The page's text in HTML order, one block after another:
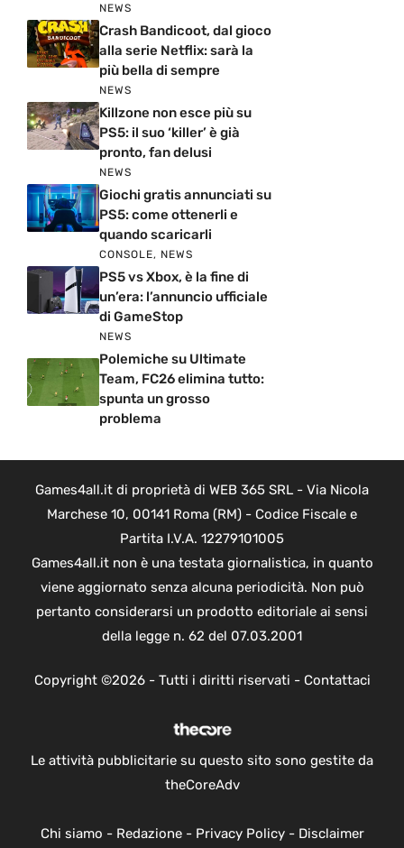
NEWS
Crash Bandicoot, dal gioco
alla serie Netflix: sarà la
più bella di sempre
NEWS
Killzone non esce più su
PS5: il suo ‘killer’ è già
pronto, fan delusi
NEWS
Giochi gratis annunciati su
PS5: come ottenerli e
quando scaricarli
CONSOLE, NEWS
PS5 vs Xbox, è la fine di
un’era: l’annuncio ufficiale
di GameStop
NEWS
Polemiche su Ultimate
Team, FC26 elimina tutto:
spunta un grosso
problema
Games4all.it di proprietà di WEB 365 SRL - Via Nicola
Marchese 10, 00141 Roma (RM) - Codice Fiscale e
Partita I.V.A. 12279101005
Games4all.it non è una testata giornalistica, in quanto
viene aggiornato senza alcuna periodicità. Non può
pertanto considerarsi un prodotto editoriale ai sensi
della legge n. 62 del 07.03.2001
Copyright ©2026 - Tutti i diritti riservati - Contattaci
Le attività pubblicitarie su questo sito sono gestite da
theCoreAdv
Chi siamo - Redazione- Privacy Policy- Disclaimer